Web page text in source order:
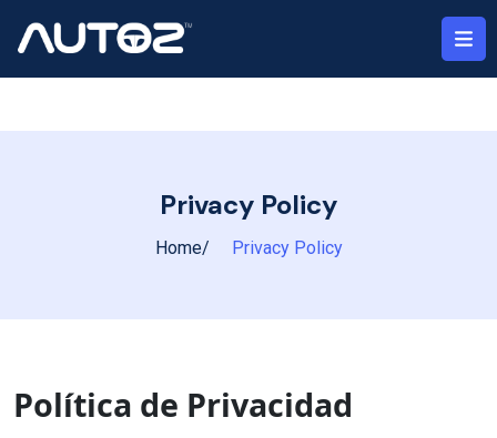
Privacy Policy
Home Privacy Policy
Política de Privacidad